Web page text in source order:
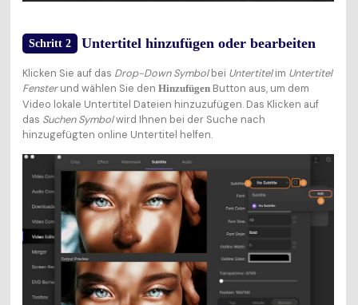
Schritt 2 Untertitel hinzufügen oder bearbeiten
Klicken Sie auf das Drop-Down Symbolbei Untertitelim Untertitel
Fensterund wählen Sie den HinzufügenButton aus, um dem
Video lokale Untertitel Dateien hinzuzufügen. Das Klicken auf
das Suchen Symbolwird Ihnen bei der Suche nach
hinzugefügten online Untertitel helfen.